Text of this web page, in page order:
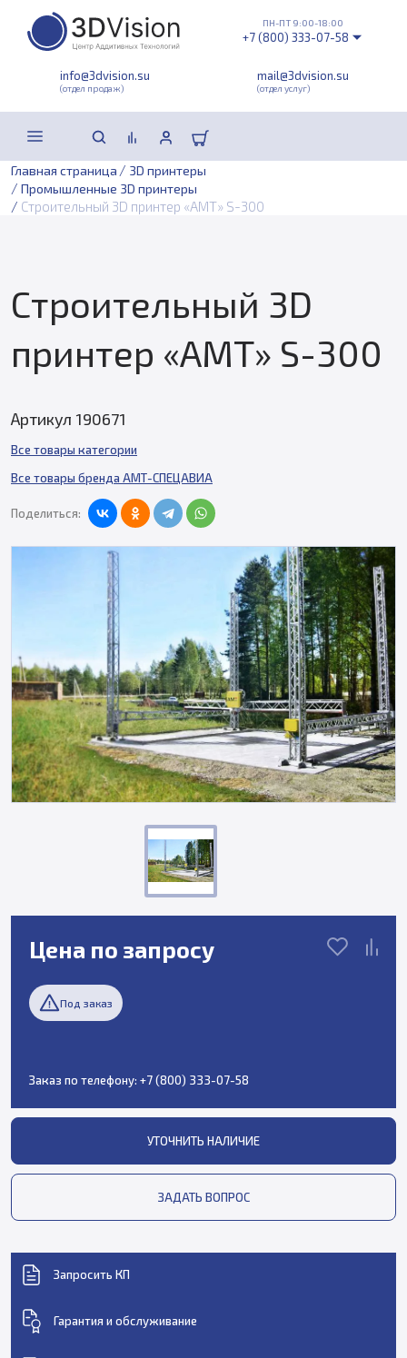
info@3dvision.su
(отдел продаж)
mail@3dvision.su
(отдел услуг)
ПН-ПТ 9:00-18:00
+7 (800) 333-07-58
Главная страница / 3D принтеры
/ Промышленные 3D принтеры
/ Строительный 3D принтер «АМТ» S-300
Строительный 3D
принтер «АМТ» S-300
Артикул 190671
Все товары категории
Все товары бренда АМТ-СПЕЦАВИА
Поделиться:
Цена по запросу
Под заказ
Заказ по телефону: +7 (800) 333-07-58
УТОЧНИТЬ НАЛИЧИЕ
ЗАДАТЬ ВОПРОС
Запросить КП
Гарантия и обслуживание